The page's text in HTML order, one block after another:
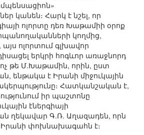
կանեն։ Հարկ է նշել, որ
ոլորտը դեռ Խաթամիի օրոք
կողմից,
ոլորտում գլխավոր
երկրի հոգևոր առաջնորդ
թե Մ.Խաթամին, որին, ըստ
ենթակա է Իրանի միջուկային
Հատկանշական է,
իր պաշտոնը
էներգիայի
ղեկավար Գ.Ռ. Աղազադեն, որն
փոխնախագահն է։